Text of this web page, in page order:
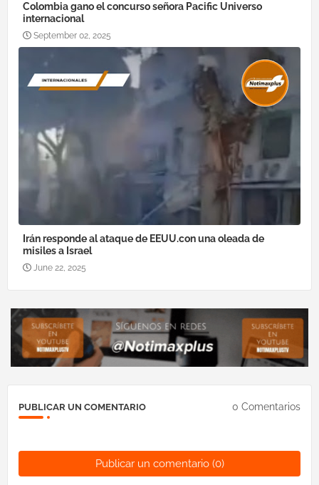
Colombia gano el concurso señora Pacific Universo
internacional
September 02, 2025
Irán responde al ataque de EEUU.con una oleada de
misiles a Israel
June 22, 2025
PUBLICAR UN COMENTARIO 0 Comentarios
Publicar un comentario (0)